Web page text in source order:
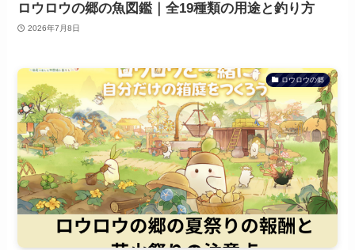
ロウロウの郷の魚図鑑｜全19種類の用途と釣り方
2026年7月8日
ロウロウの郷